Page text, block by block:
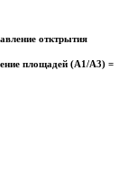
отктрытия
площадей (A1/A3) =